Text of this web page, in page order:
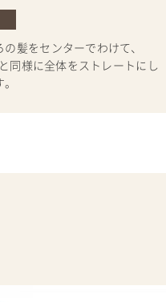
の髪をセンターでわけて、
同様に全体をストレートにし